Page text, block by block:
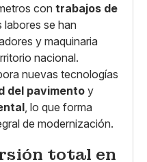
con trabajos de
labores se han
y maquinaria
nacional.
nuevas tecnologías
del pavimento y
, lo que forma
de modernización.
total en